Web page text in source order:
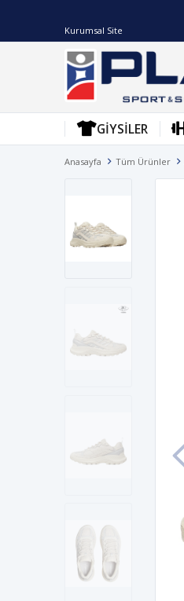
Kurumsal Site
GIYSILER
Anasayfa Tüm Ürünler